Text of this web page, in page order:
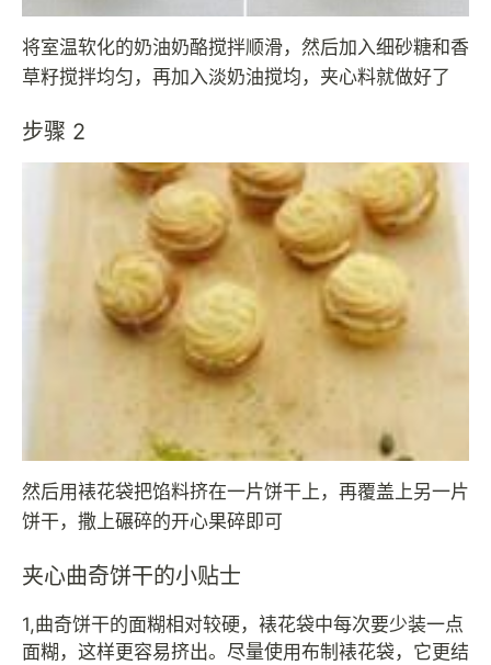
将室温软化的奶油奶酪搅拌顺滑，然后加入细砂糖和香
草籽搅拌均匀，再加入淡奶油搅均，夹心料就做好了
步骤 2
然后用裱花袋把馅料挤在一片饼干上，再覆盖上另一片
饼干，撒上碾碎的开心果碎即可
夹心曲奇饼干的小贴士
1,曲奇饼干的面糊相对较硬，裱花袋中每次要少装一点
面糊，这样更容易挤出。尽量使用布制裱花袋，它更结